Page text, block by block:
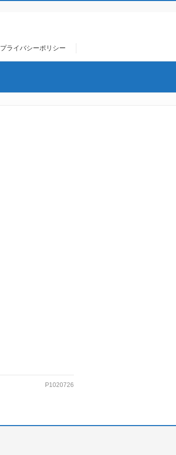
プライバシーポリシー
P1020726